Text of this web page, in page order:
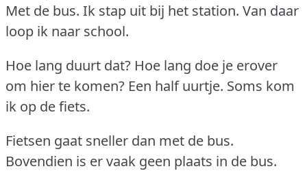
Met de bus. Ik stap uit bij het station. Van daar
loop ik naar school.
Hoe lang duurt dat? Hoe lang doe je erover
om hier te komen? Een half uurtje. Soms kom
ik op de fiets.
Fietsen gaat sneller dan met de bus.
Bovendien is er vaak geen plaats in de bus.